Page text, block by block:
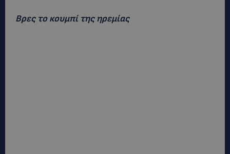
Βρες το κουμπί της ηρεμίας